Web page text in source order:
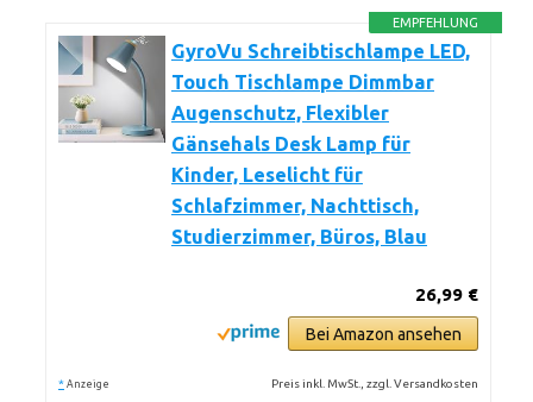
EMPFEHLUNG
GyroVu Schreibtischlampe LED,
Touch Tischlampe Dimmbar
Augenschutz, Flexibler
Gänsehals Desk Lamp für
Kinder, Leselicht für
Schlafzimmer, Nachttisch,
Studierzimmer, Büros, Blau
26,99 €
Bei Amazon ansehen
* Anzeige Preis inkl. MwSt., zzgl. Versandkosten